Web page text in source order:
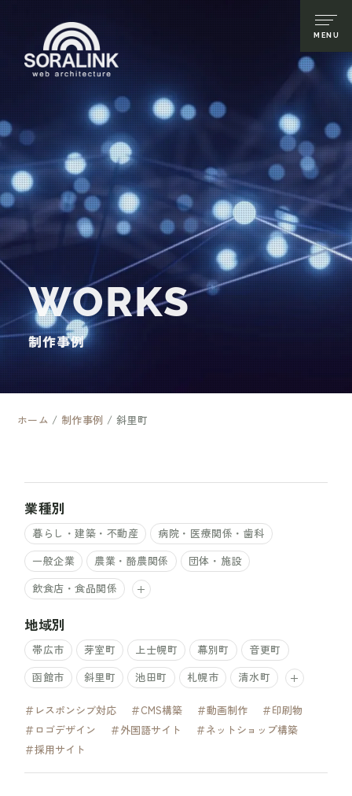
WORKS
制作事例
ホーム / 制作事例 / 斜里町
業種別
暮らし・建築・不動産
病院・医療関係・歯科
一般企業
農業・酪農関係
団体・施設
飲食店・食品関係
地域別
帯広市 芽室町 上士幌町 幕別町
音更町
函館市
斜里町 池田町 札幌市 清水町
＃レスポンシブ対応 ＃CMS構築 ＃動画制作
＃印刷物
＃ロゴデザイン
＃外国語サイト
＃ネットショップ構築
＃採用サイト